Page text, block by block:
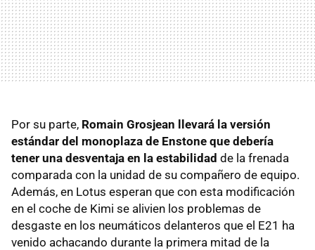
Por su parte, Romain Grosjean llevará la versión
estándar del monoplaza de Enstone que debería
tener una desventaja en la estabilidad de la frenada
comparada con la unidad de su compañero de equipo.
Además, en Lotus esperan que con esta modificación
en el coche de Kimi se alivien los problemas de
desgaste en los neumáticos delanteros que el E21 ha
venido achacando durante la primera mitad de la